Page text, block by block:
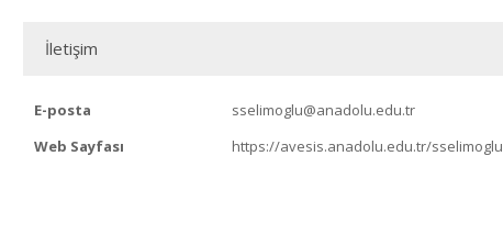
İletişim
E-posta
sselimoglu@anadolu.edu.tr
Web Sayfası
https://avesis.anadolu.edu.tr/sselimoglu